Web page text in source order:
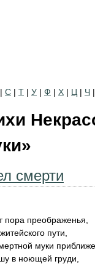
| С | Т | У | Ф | Х | Ц | Ч |
смерти
пора преображенья,
пути,
муки
в ноющей груди,